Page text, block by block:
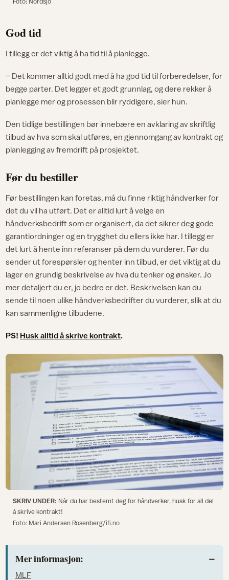
God tid
I tillegg er det viktig å ha tid til å planlegge.
– Det kommer alltid godt med å ha god tid til forberedelser, for
begge parter. Det legger et godt grunnlag, og dere rekker å
planlegge mer og prosessen blir ryddigere, sier hun.
Den tidlige bestillingen bør innebære en avklaring av skriftlig
tilbud av hva som skal utføres, en gjennomgang av kontrakt og
planlegging av fremdrift på prosjektet.
Før du bestiller
Før bestillingen kan foretas, må du finne riktig håndverker for
det du vil ha utført. Det er alltid lurt å velge en
håndverksbedrift som er organisert, da det sikrer deg gode
garantiordninger og en trygghet du ellers ikke har. I tillegg er
det lurt å hente inn referanser på dem du vurderer. Før du
sender ut forespørsler og henter inn tilbud, er det viktig at du
lager en grundig beskrivelse av hva du tenker og ønsker. Jo
mer detaljert du er, jo bedre er det. Beskrivelsen kan du
sende til noen ulike håndverksbedrifter du vurderer, slik at du
kan sammenligne tilbudene.
PS! Husk alltid å skrive kontrakt.
SKRIV UNDER: Når du har bestemt deg for håndverker, husk for all del
å skrive kontrakt!
Foto: Mari Andersen Rosenberg/ifi.no
Mer informasjon:
MLF